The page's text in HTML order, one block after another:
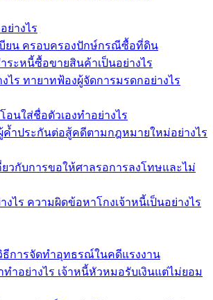
ย่างไร
ยน ครอบครองปักษ์กรณีซื้อที่ดิน
ะหนี้ซื้อขายสินค้าเป็นอย่างไร
ร ทายาทฟ้องผู้จัดการมรดกอย่างไร
นใส่ชื่อตัวเองทำอย่างไร
ำประกันต่อสู้คดีตามกฎหมายใหม่อย่างไร
วกับการขอให้ศาลรอการลงโทษและไม่
ไร ความผิดข้อหาโกงเจ้าหนี้เป็นอย่างไร
การจัดทำอุทธรณ์ในคดีแรงงาน
ำอย่างไร เจ้าหนี้หัวหมอรับเงินแต่ไม่ยอม